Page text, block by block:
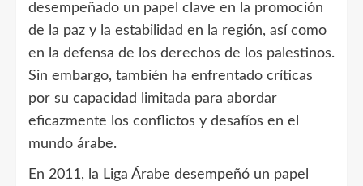
desempeñado un papel clave en la promoción
de la paz y la estabilidad en la región, así como
en la defensa de los derechos de los palestinos.
Sin embargo, también ha enfrentado críticas
por su capacidad limitada para abordar
eficazmente los conflictos y desafíos en el
mundo árabe.
En 2011, la Liga Árabe desempeñó un papel